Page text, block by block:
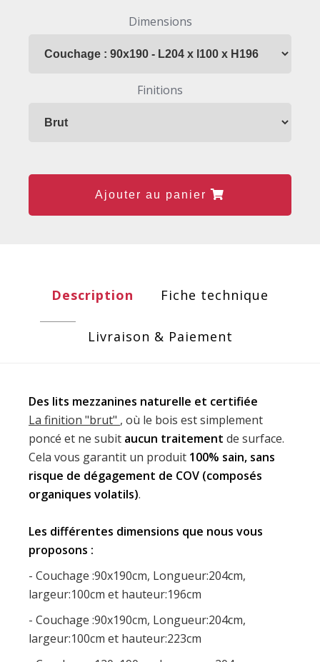
Dimensions
Finitions
Ajouter au panier
Description Fiche technique
Livraison & Paiement
Des lits mezzanines naturelle et certifiée
La finition "brut" , où le bois est simplement
poncé et ne subit aucun traitement de surface.
Cela vous garantit un produit 100% sain, sans
risque de dégagement de COV (composés
organiques volatils).
Les différentes dimensions que nous vous
proposons :
- Couchage :90x190cm, Longueur:204cm,
largeur:100cm et hauteur:196cm
- Couchage :90x190cm, Longueur:204cm,
largeur:100cm et hauteur:223cm